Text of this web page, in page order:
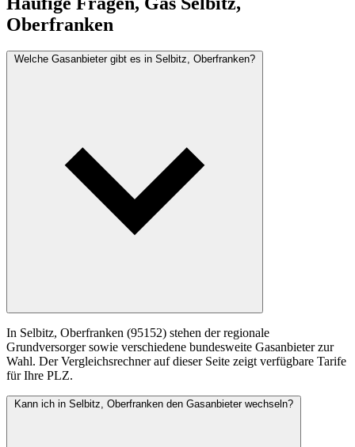
Oberfranken
Welche Gasanbieter gibt es in Selbitz, Oberfranken?
In Selbitz, Oberfranken (95152) stehen der regionale
Grundversorger sowie verschiedene bundesweite Gasanbieter zur
Wahl. Der Vergleichsrechner auf dieser Seite zeigt verfügbare Tarife
für Ihre PLZ.
Kann ich in Selbitz, Oberfranken den Gasanbieter wechseln?